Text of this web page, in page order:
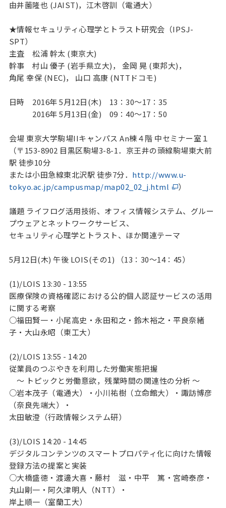
由井薗隆也 (JAIST)，江木啓訓（電通大）
★情報セキュリティ心理学とトラスト研究会（IPSJ-
SPT）
主査 松浦 幹太 (東京大)
幹事 村山 優子 (岩手県立大)， 金岡 晃 (東邦大)，
角尾 幸保 (NEC)， 山口 高康 (NTTドコモ)
日時 2016年 5月12日(木) 13：30～17：35
2016年 5月13日(金) 09：40～17：50
会場 東京大学駒場IIキャンパス An棟４階 中セミナー室１
（〒153-8902 目黒区駒場3-8-1．京王井の頭線駒場東大前
駅 徒歩10分
または小田急線東北沢駅 徒歩7分． http://www.u-
tokyo.ac.jp/campusmap/map02_02_j.html
）
議題 ライフログ活用技術、オフィス情報システム、グルー
プウェアとネットワークサービス、
セキュリティ心理学とトラスト、ほか関連テーマ
5月12日(木) 午後 LOIS(その1) （13：30～14：45）
(1)/LOIS 13:30 - 13:55
医療保険の資格確認における公的個人認証サービスの活用
に関する考察
○福田賢一・小尾高史・永田和之・鈴木裕之・平良奈緒
子・大山永昭（東工大）
(2)/LOIS 13:55 - 14:20
従業員のつぶやきを利用した労働実態把握
～ トピックと労働意欲，残業時間の関連性の分析 ～
○岩本茂子（電通大）・小川祐樹（立命館大）・諏訪博彦
（奈良先端大）・
太田敏澄（行政情報システム研）
(3)/LOIS 14:20 - 14:45
デジタルコンテンツのスマートプロパティ化に向けた情報
登録方法の提案と実装
○大橋盛徳・渡邊大喜・藤村 滋・中平 篤・宮崎泰彦・
丸山剛一・阿久津明人（NTT）・
岸上順一（室蘭工大）